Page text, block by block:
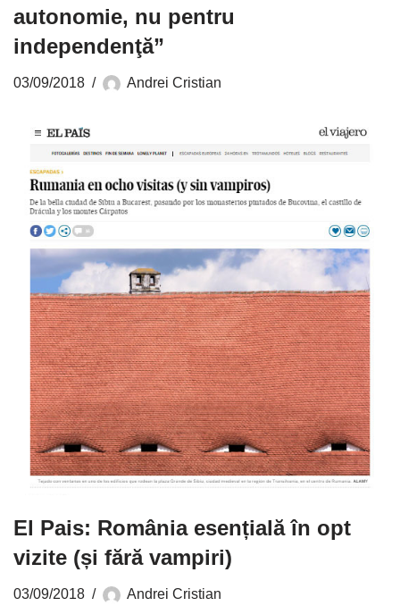
autonomie, nu pentru
independenţă”
03/09/2018 Andrei Cristian
El Pais: România esențială în opt
vizite (și fără vampiri)
03/09/2018 Andrei Cristian